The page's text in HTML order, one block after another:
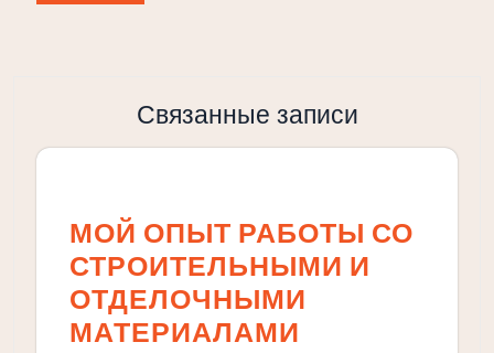
Связанные записи
МОЙ ОПЫТ РАБОТЫ СО
СТРОИТЕЛЬНЫМИ И
ОТДЕЛОЧНЫМИ
МАТЕРИАЛАМИ